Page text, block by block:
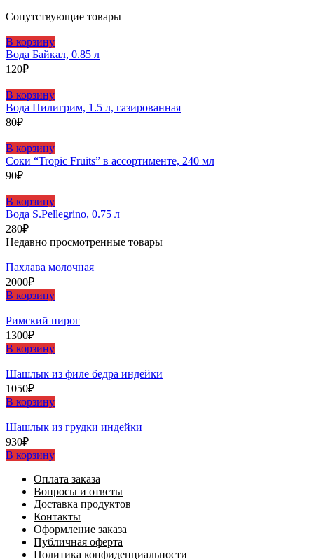
Сопутствующие товары
В корзину
Вода Байкал, 0.85 л
120₽
В корзину
Вода Пилигрим, 1.5 л, газированная
80₽
В корзину
Соки “Tropic Fruits” в ассортименте, 240 мл
90₽
В корзину
Вода S.Pellegrino, 0.75 л
280₽
Недавно просмотренные товары
Пахлава молочная
2000₽
В корзину
Римский пирог
1300₽
В корзину
Шашлыĸ из филе бедра индейĸи
1050₽
В корзину
Шашлыĸ из грудĸи индейĸи
930₽
В корзину
Оплата заказа
Вопросы и ответы
Доставка продуктов
Контакты
Оформление заказа
Публичная оферта
Политика конфиденциальности